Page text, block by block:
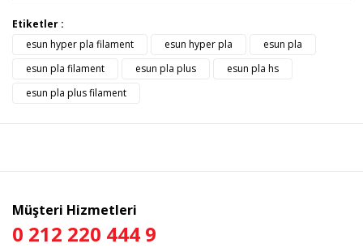
Bu ürüne ilk yorumu siz yapın!
Bu ürünün fiyat bilgisi, resim, ürün açıklamalarında ve diğer
konularda yetersiz gördüğünüz noktaları öneri formunu
kullanarak tarafımıza iletebilirsiniz.
Görüş ve önerileriniz için teşekkür ederiz.
Etiketler :
esun hyper pla filament
esun hyper pla
esun pla
esun pla filament
esun pla plus
esun pla hs
esun pla plus filament
Müşteri Hizmetleri
0 212 220 444 9